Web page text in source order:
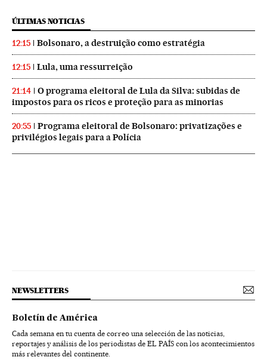
ÚLTIMAS NOTICIAS
12:15 Bolsonaro, a destruição como estratégia
12:15 Lula, uma ressurreição
21:14
O programa eleitoral de Lula da Silva: subidas de
impostos para os ricos e proteção para as minorias
20:55
Programa eleitoral de Bolsonaro: privatizações e
privilégios legais para a Polícia
NEWSLETTERS
Boletín de América
Cada semana en tu cuenta de correo una selección de las noticias,
reportajes y análisis de los periodistas de EL PAÍS con los acontecimientos
más relevantes del continente.